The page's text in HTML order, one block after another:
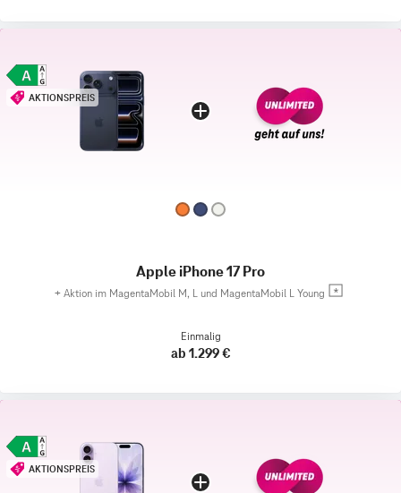
AKTIONSPREIS
Apple iPhone 17 Pro
+ Aktion im MagentaMobil M, L und MagentaMobil L Young
Einmalig
ab 1.299 €
AKTIONSPREIS